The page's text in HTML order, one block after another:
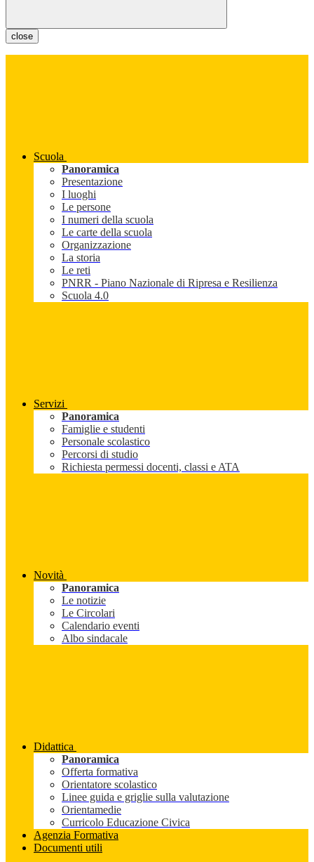
close
Scuola
Panoramica
Presentazione
I luoghi
Le persone
I numeri della scuola
Le carte della scuola
Organizzazione
La storia
Le reti
PNRR - Piano Nazionale di Ripresa e Resilienza
Scuola 4.0
Servizi
Panoramica
Famiglie e studenti
Personale scolastico
Percorsi di studio
Richiesta permessi docenti, classi e ATA
Novità
Panoramica
Le notizie
Le Circolari
Calendario eventi
Albo sindacale
Didattica
Panoramica
Offerta formativa
Orientatore scolastico
Linee guida e griglie sulla valutazione
Orientamedie
Curricolo Educazione Civica
Agenzia Formativa
Documenti utili